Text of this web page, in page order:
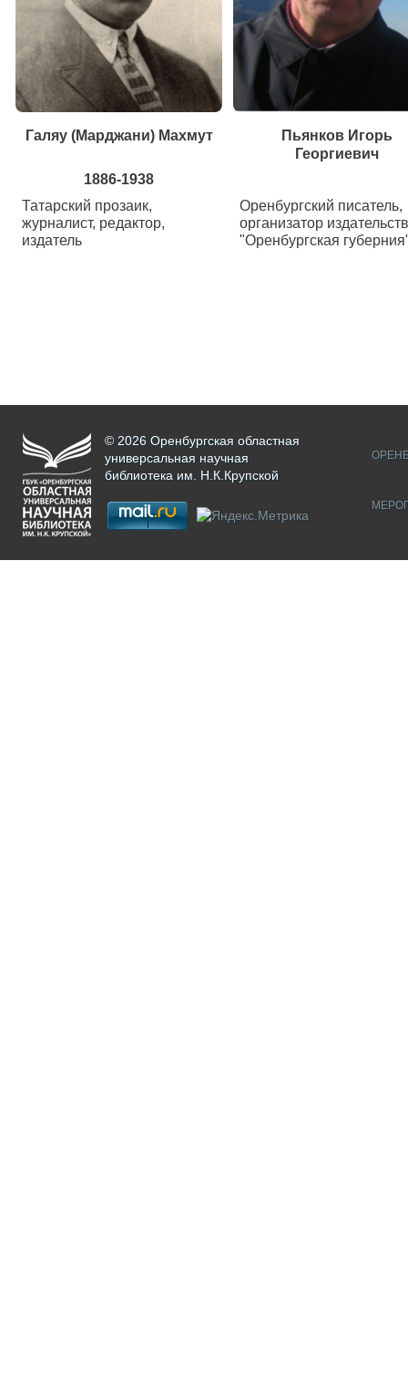
Галяу (Марджани) Махмут
1886-1938
Татарский прозаик,
журналист, редактор,
издатель
Пьянков Игорь
Георгиевич
Оренбургский писатель,
организатор
"Оренбургская
© 2026 Оренбургская областная
универсальная научная
библиотека им. Н.К.Крупской